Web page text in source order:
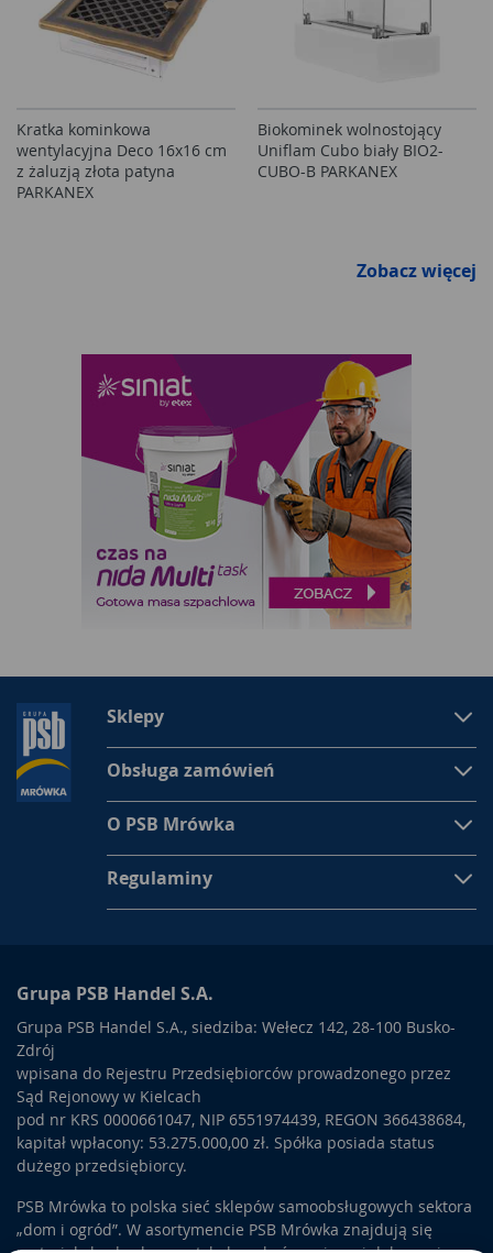
Kratka kominkowa
wentylacyjna Deco 16x16 cm
z żaluzją złota patyna
PARKANEX
Biokominek wolnostojący
Uniflam Cubo biały BIO2-
CUBO-B PARKANEX
Zobacz więcej
Sklepy
Obsługa zamówień
O PSB Mrówka
Regulaminy
Grupa PSB Handel S.A.
Grupa PSB Handel S.A., siedziba: Wełecz 142, 28-100 Busko-
Zdrój
wpisana do Rejestru Przedsiębiorców prowadzonego przez
Sąd Rejonowy w Kielcach
pod nr KRS 0000661047, NIP 6551974439, REGON 366438684,
kapitał wpłacony: 53.275.000,00 zł. Spółka posiada status
dużego przedsiębiorcy.
PSB Mrówka to polska sieć sklepów samoobsługowych sektora
„dom i ogród”. W asortymencie PSB Mrówka znajdują się